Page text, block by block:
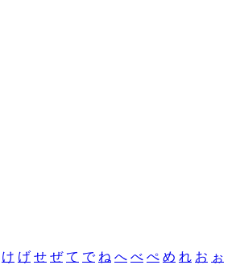
け げ せ ぜ て で ね へ べ ぺ め れ お ぉ